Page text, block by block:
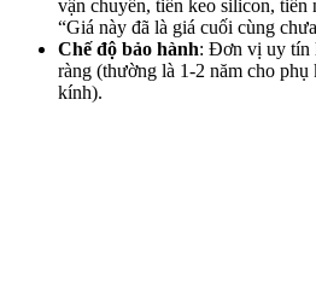
vận chuyển, tiền keo silicon,
“Giá này đã là giá cuối cùng
Chế độ bảo hành: Đơn vị uy tín
ràng (thường là 1-2 năm cho
kính).